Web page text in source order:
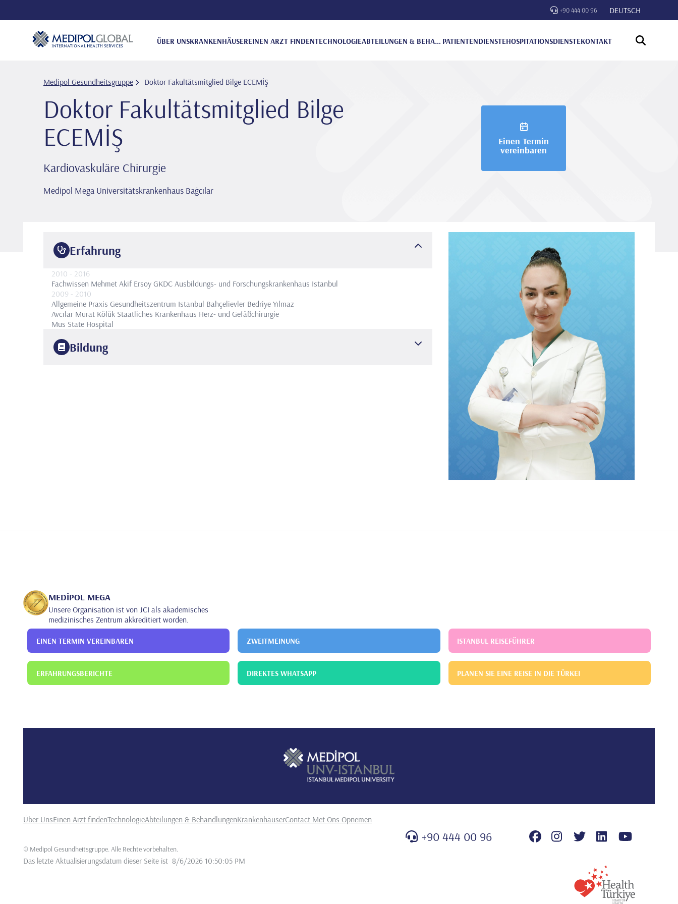
+90 444 00 96 DEUTSCH
ÜBER UNSKRANKENHÄUSEREINEN ARZT FINDENTECHNOLOGIE ABTEILUNGEN & BEHANDLUNGEN PATIENTENDIENSTEHOSPITATIONSDIENSTEKONTAKT
Medipol Gesundheitsgruppe Doktor Fakultätsmitglied Bi̇lge ECEMİŞ
Doktor Fakultätsmitglied Bi̇lge
ECEMİŞ
Kardiovaskuläre Chirurgie
Medipol Mega Universitätskrankenhaus Bağcılar
Einen Termin
vereinbaren
Erfahrung
2010 - 2016
Fachwissen Mehmet Akif Ersoy GKDC Ausbildungs- und Forschungskrankenhaus Istanbul
2009 - 2010
Allgemeine Praxis Gesundheitszentrum Istanbul Bahçelievler Bedriye Yılmaz
Avcılar Murat Kölük Staatliches Krankenhaus Herz- und Gefäßchirurgie
Mus State Hospital
Bildung
MEDİPOL MEGA
Unsere Organisation ist von JCI als akademisches
medizinisches Zentrum akkreditiert worden.
EINEN TERMIN VEREINBAREN ZWEITMEINUNG ISTANBUL REISEFÜHRER
ERFAHRUNGSBERICHTE DIREKTES WHATSAPP PLANEN SIE EINE REISE IN DIE TÜRKEI
Über UnsEinen Arzt findenTechnologieAbteilungen & BehandlungenKrankenhäuserContact Met Ons Opnemen
© Medipol Gesundheitsgruppe. Alle Rechte vorbehalten.
Das letzte Aktualisierungsdatum dieser Seite ist 8/6/2026 10:50:05 PM
+90 444 00 96